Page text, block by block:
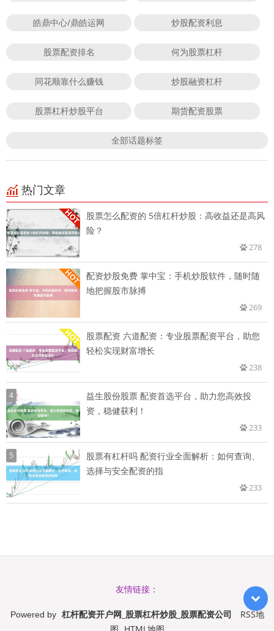
皓鼎中心/鼎皓运网 炒股配资利息
股票配资排名 何为股票杠杆
同花顺靠什么赚钱 炒股融资杠杆
股票杠杆炒股平台 期货配资股票
全部话题标签
热门文章
股票怎么配资的 5倍杠杆炒股：高收益还是高风
险？
278
配资炒股免费 掌中宝：手机炒股软件，随时随
地把握股市脉搏
269
股票配资 六道配资：专业股票配资平台，助您
轻松实现财富增长
238
4
益生股份股票 配资首选平台，助力您高效投
资，稳健获利！
233
5
股票有杠杆吗 配资行业全面解析：如何查询、
选择与安全配资的指
233
友情链接：
Powered by 杠杆配资开户网_股票杠杆炒股_股票配资公司
RSS地
图 HTML地图